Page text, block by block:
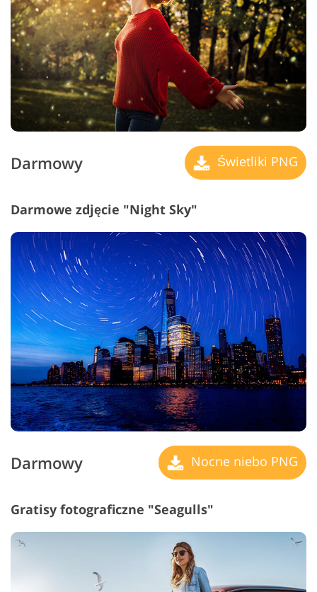
Darmowy Świetliki PNG
Darmowe zdjęcie "Night Sky"
Darmowy Nocne niebo PNG
Gratisy fotograficzne "Seagulls"